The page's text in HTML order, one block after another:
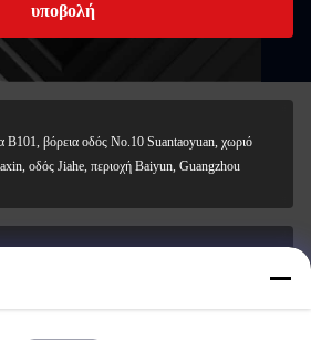
υποβολή
B101, βόρεια οδός No.10 Suantaoyuan, χωριό
οδός Jiahe, περιοχή Baiyun, Guangzhou